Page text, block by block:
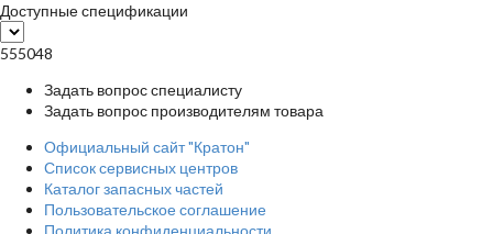
Доступные спецификации
555048
Задать вопрос специалисту
Задать вопрос производителям товара
Официальный сайт "Кратон"
Список сервисных центров
Каталог запасных частей
Пользовательское соглашение
Политика конфиденциальности